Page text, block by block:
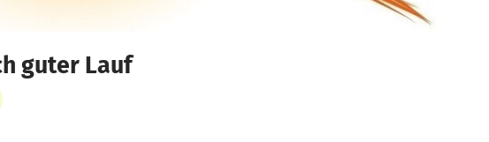
guter Lauf